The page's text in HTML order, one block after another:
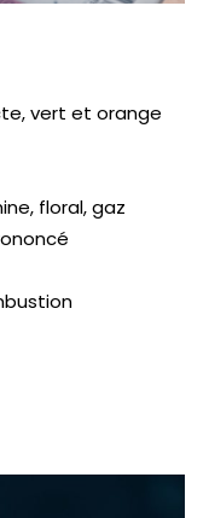
vert et orange
floral, gaz